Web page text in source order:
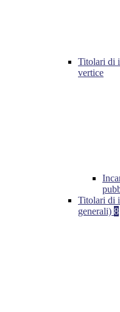
Titolari di
vertice
Titolari di
generali) 8